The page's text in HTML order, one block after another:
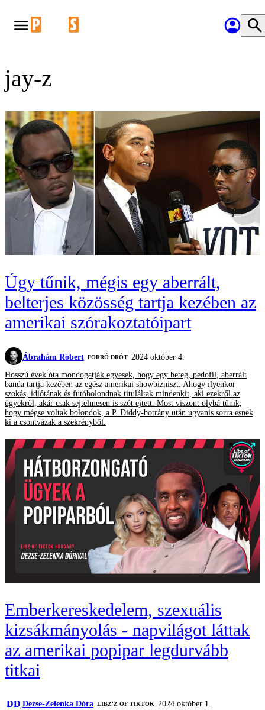
jay-z
Úgy tűnik, mégis egy aberrált,
belterjes közösség tartja kezében az
amerikai szórakoztatóipart
Ábrahám Róbert FORRÓ DRÓT 2024 október 4.
Hosszú évek óta mondogatják egyesek, hogy egy beteg, pedofil, aberrált
banda tartja kezében az egész amerikai showbizniszt. Ahogy ilyenkor
szokás, idiótának és futóbolondnak tituláltak mindenkit, aki ezekről az
ügyekről, akár csak sejtelmesen is szót ejtett. Most viszont olybá tűnik,
hogy mégse voltak bolondok, a P. Diddy-botrány után ugyanis sorra esnek
ki a csontvázak a szekrényből.
Emberkereskedelem, szexuális
kizsákmányolás - napvilágot láttak
az amerikai popipar legdurvább
titkai
DD Dezse-Zelenka Dóra LIBZ'Z OF TIKTOK
2024 október 1.